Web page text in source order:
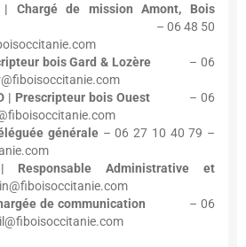
| Chargé de mission Amont, Bois
48 50
bois Gard & Lozère – 06
| Prescripteur bois Ouest – 06
générale– 06 27 10 40 79 –
Responsable Administrative et
de communication – 06